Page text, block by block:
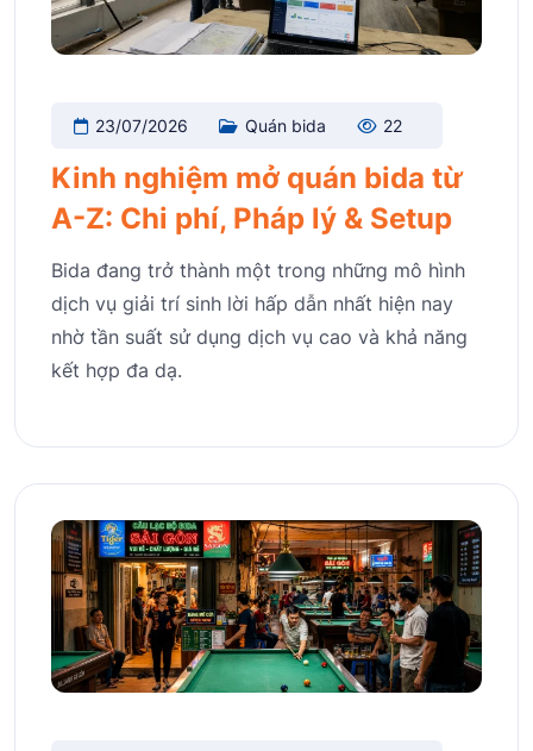
23/07/2026 Quán bida 22
Kinh nghiệm mở quán bida từ
A-Z: Chi phí, Pháp lý & Setup
Bida đang trở thành một trong những mô hình
dịch vụ giải trí sinh lời hấp dẫn nhất hiện nay
nhờ tần suất sử dụng dịch vụ cao và khả năng
kết hợp đa dạ.